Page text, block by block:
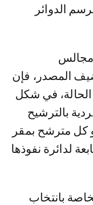
الدوائر
مجالس
المصدر، فإن
في شكل
بالترشيح
كل مترشح بمقر
لدائرة نفوذها
بانتخاب